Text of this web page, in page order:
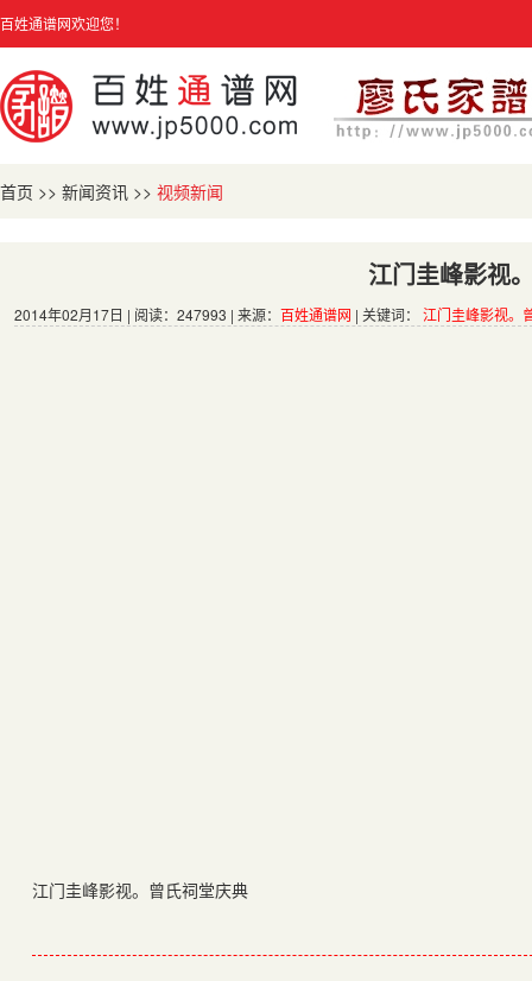
百姓通谱网欢迎您！
首页 >> 新闻资讯 >> 视频新闻
江门圭峰影视
2014年02月17日 | 阅读：247993 | 来源： 百姓通谱网 | 关键词： 江门圭峰影视。
江门圭峰影视。曾氏祠堂庆典